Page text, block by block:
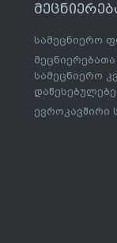
სამეცნიერო
სამეცნიერო
ევროკავშირი